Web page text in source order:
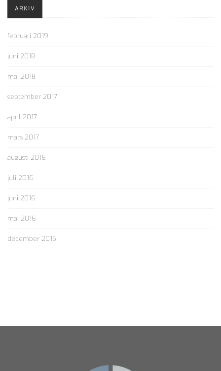
ARKIV
februari 2019
juni 2018
maj 2018
september 2017
april 2017
mars 2017
augusti 2016
juli 2016
juni 2016
maj 2016
december 2015